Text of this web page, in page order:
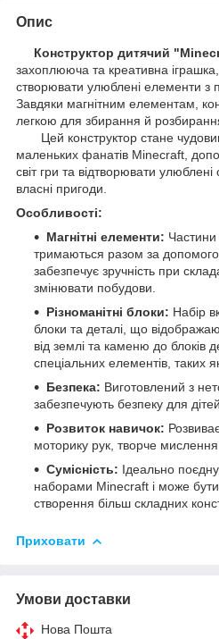
Опис
Конструктор дитячий
захоплююча та креативна
створювати улюблені елементи з
Завдяки магнітним елементам,
легкою для збирання й
Цей конструктор стане
маленьких фанатів Minecraft,
світ гри та відтворювати
власні пригоди.
Особливості:
Магнітні елементи: Частини
тримаються разом за
забезпечує зручність при
змінювати побудови.
Різноманітні блоки: Набір
блоки та деталі, що
від землі та каменю до блоків
спеціальних елементів, таких
Безпека: Виготовлений з
забезпечують безпеку для дітей.
Розвиток навичок:
моторику рук, творче мислення
Сумісність: Ідеально
наборами Minecraft і може
створення більш складних
Приховати
Умови доставки
Нова Пошта